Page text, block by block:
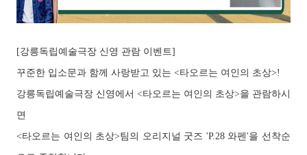
[강릉독립예술극장 신영 관람 이벤트]
꾸준한 입소문과 함께 사랑받고 있는 <타오르는 여인의 초상>!
강릉독립예술극장 신영에서 <타오르는 여인의 초상>을 관람하시
면
<타오르는 여인의 초상>팀의 오리지널 굿즈 'P.28 와펜'을 선착순